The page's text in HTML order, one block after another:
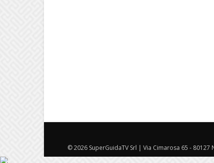
© 2026 SuperGuidaTV Srl | Via Cimarosa 65 - 80127